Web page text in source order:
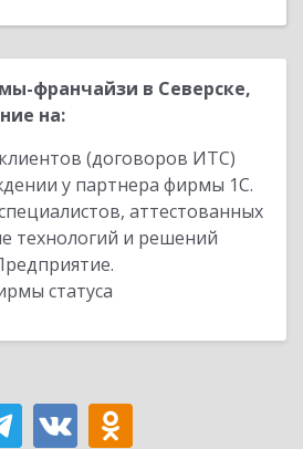
франчайзи в Северске,
на:
(договоров ИТС)
у партнера фирмы 1С.
аттестованных
технологий и решений
статуса